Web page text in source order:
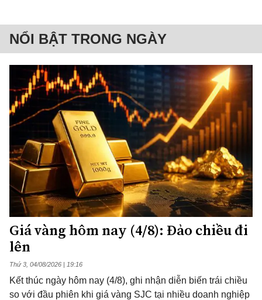
NỔI BẬT TRONG NGÀY
Giá vàng hôm nay (4/8): Đảo chiều đi
lên
Thứ 3, 04/08/2026 | 19:16
Kết thúc ngày hôm nay (4/8), ghi nhận diễn biến trái chiều
so với đầu phiên khi giá vàng SJC tại nhiều doanh nghiệp